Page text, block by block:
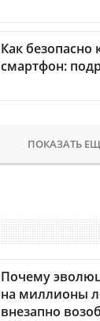
Как безопасно
смартфон:
ПОКАЗАТЬ
Почему
на миллионы
внезапно